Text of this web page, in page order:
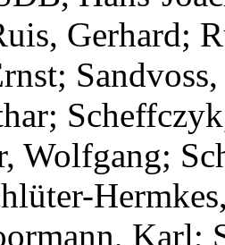
Gerhard;
Wolfgang;
Karl;